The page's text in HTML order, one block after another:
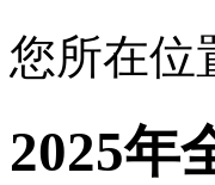
您所在位
2025年